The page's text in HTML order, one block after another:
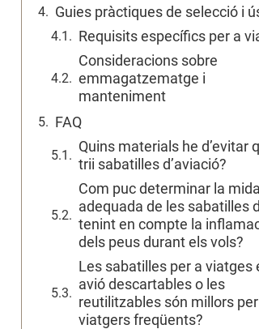
Guies pràctiques de selecció i
Requisits específics per a
Consideracions sobre
emmagatzematge i
manteniment
FAQ
Quins materials he d’evitar
trii sabatilles d’aviació?
Com puc determinar la mida
adequada de les sabatilles
tenint en compte la
dels peus durant els vols?
Les sabatilles per a viatges
avió descartables o les
reutilitzables són millors
viatgers freqüents?